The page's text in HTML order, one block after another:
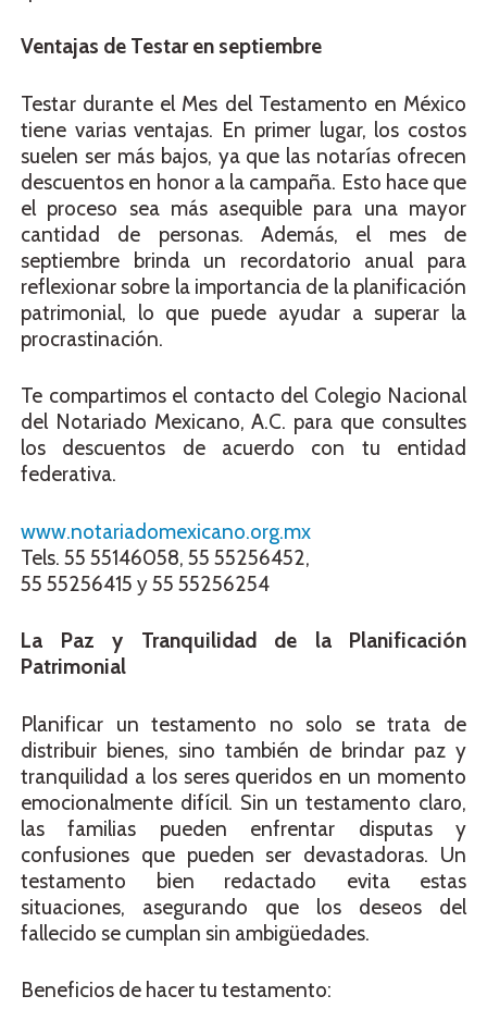
Ventajas de Testar en septiembre
Testar durante el Mes del Testamento en México
tiene varias ventajas. En primer lugar, los costos
suelen ser más bajos, ya que las notarías ofrecen
descuentos en honor a la campaña. Esto hace que
el proceso sea más asequible para una mayor
cantidad de personas. Además, el mes de
septiembre brinda un recordatorio anual para
reflexionar sobre la importancia de la planificación
patrimonial, lo que puede ayudar a superar la
procrastinación.
Te compartimos el contacto del Colegio Nacional
del Notariado Mexicano, A.C. para que consultes
los descuentos de acuerdo con tu entidad
federativa.
www.notariadomexicano.org.mx
Tels. 55 55146058, 55 55256452,
55 55256415 у 55 55256254
La Paz y Tranquilidad de la Planificación
Patrimonial
Planificar un testamento no solo se trata de
distribuir bienes, sino también de brindar paz y
tranquilidad a los seres queridos en un momento
emocionalmente difícil. Sin un testamento claro,
las familias pueden enfrentar disputas y
confusiones que pueden ser devastadoras. Un
testamento bien redactado evita estas
situaciones, asegurando que los deseos del
fallecido se cumplan sin ambigüedades.
Beneficios de hacer tu testamento: